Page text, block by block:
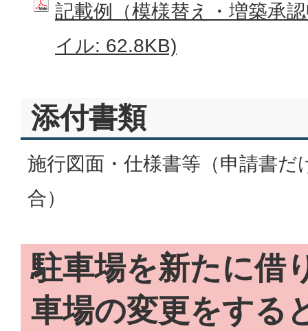
記載例（模様替え・増築承
イル: 62.8KB)
添付書類
施行図面・仕様書等（申請書だ
合）
駐車場を新たに借
車場の変更をする